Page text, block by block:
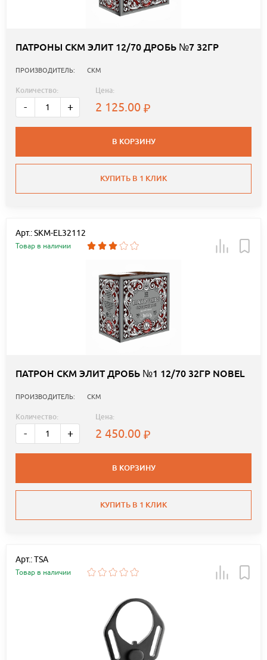
ПАТРОНЫ СКМ ЭЛИТ 12/70 ДРОБЬ №7 32ГР
ПРОИЗВОДИТЕЛЬ: СКМ
Количество:
- +
Цена:
2 125.00
В КОРЗИНУ
КУПИТЬ В 1 КЛИК
Арт.: SKM-EL32112
Товар в наличии
ПАТРОН СКМ ЭЛИТ ДРОБЬ №1 12/70 32ГР NOBEL
ПРОИЗВОДИТЕЛЬ: СКМ
Количество:
- +
Цена:
2 450.00
В КОРЗИНУ
КУПИТЬ В 1 КЛИК
Арт.: TSA
Товар в наличии